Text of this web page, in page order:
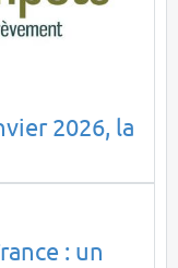
2026, la
: un